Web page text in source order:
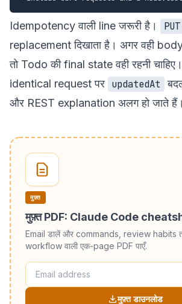
Idempotency वाली line जरूरी है। PUT
replacement दिखाता है। अगर वही body
तो Todo की final state वही रहनी
identical request पर updatedAt
और REST explanation अलग हो जाते हैं।
मुफ़्त
मुफ़्त PDF: Claude Code
Email डालें और commands, review habits
workflow वाली एक-page PDF पाएँ.
मुफ़्त डाउनलोड